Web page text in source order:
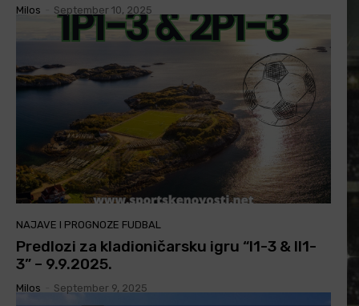
Milos September 10, 2025
NAJAVE I PROGNOZE FUDBAL
Predlozi za kladioničarsku igru “I1-3 & II1-
3” – 9.9.2025.
Milos September 9, 2025